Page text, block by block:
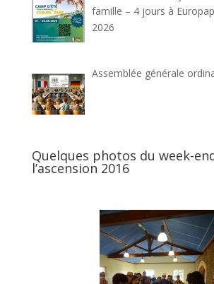
famille – 4 jours à
2026
Assemblée générale
Quelques photos du week-
l’ascension 2016